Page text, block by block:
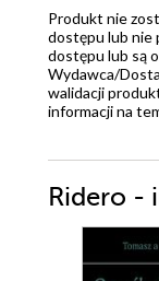
Produkt nie
dostępu lub nie
dostępu lub są
Wydawca/
walidacji
informacji na
Ridero -